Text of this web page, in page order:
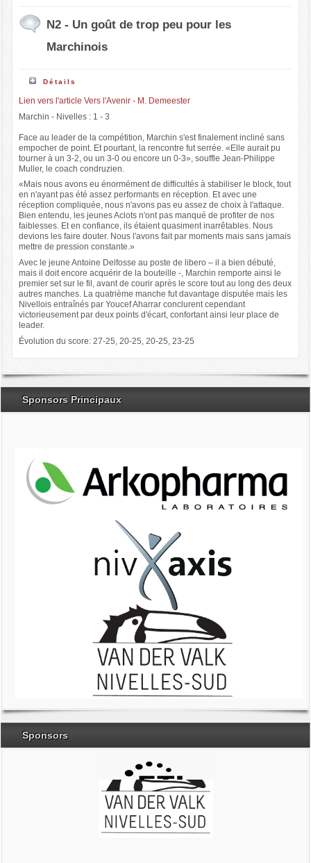
N2 - Un goût de trop peu pour les
Marchinois
Détails
Lien vers l'article Vers l'Avenir - M. Demeester
Marchin - Nivelles : 1 - 3
Face au leader de la compétition, Marchin s'est finalement incliné sans
empocher de point. Et pourtant, la rencontre fut serrée. «Elle aurait pu
tourner à un 3-2, ou un 3-0 ou encore un 0-3», souffle Jean-Philippe
Muller, le coach condruzien.
«Mais nous avons eu énormément de difficultés à stabiliser le block, tout
en n'ayant pas été assez performants en réception. Et avec une
réception compliquée, nous n'avons pas eu assez de choix à l'attaque.
Bien entendu, les jeunes Aclots n'ont pas manqué de profiter de nos
faiblesses. Et en confiance, ils étaient quasiment inarrêtables. Nous
devions les faire douter. Nous l'avons fait par moments mais sans jamais
mettre de pression constante.»
Avec le jeune Antoine Delfosse au poste de libero – il a bien débuté,
mais il doit encore acquérir de la bouteille -, Marchin remporte ainsi le
premier set sur le fil, avant de courir après le score tout au long des deux
autres manches. La quatrième manche fut davantage disputée mais les
Nivellois entraînés par Youcef Aharrar conclurent cependant
victorieusement par deux points d'écart, confortant ainsi leur place de
leader.
Évolution du score: 27-25, 20-25, 20-25, 23-25
Sponsors Principaux
Sponsors